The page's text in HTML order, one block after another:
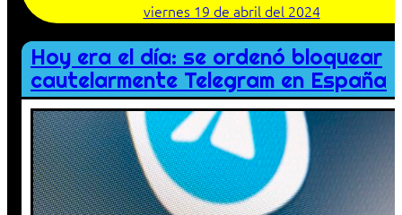
viernes 19 de abril del 2024
Hoy era el día: se ordenó bloquear
cautelarmente Telegram en España